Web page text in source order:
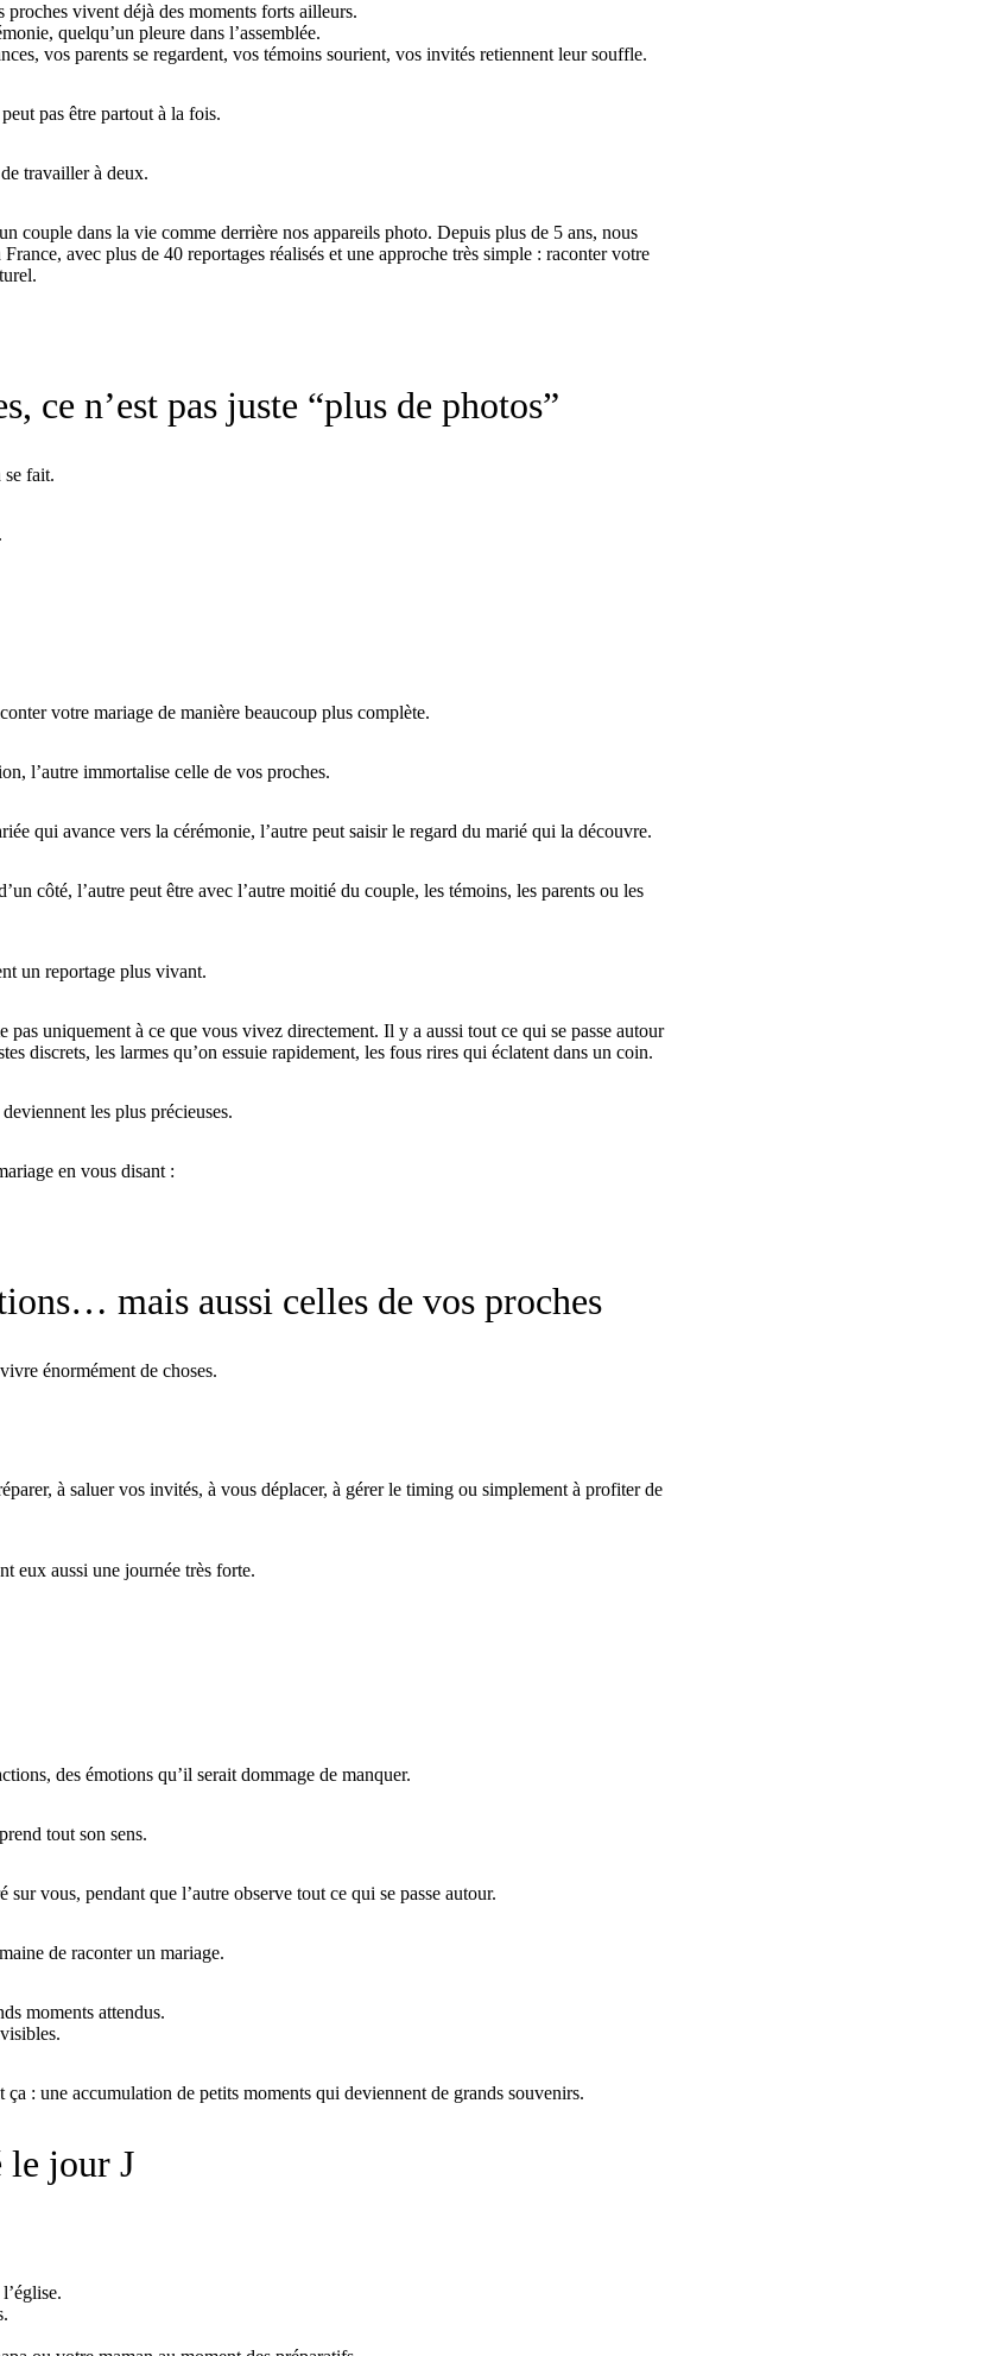
proches vivent déjà des moments forts ailleurs.
quelqu’un pleure dans l’assemblée.
vos parents se regardent, vos témoins sourient, vos invités retiennent leur souffle.
pas être partout à la fois.
travailler à deux.
couple dans la vie comme derrière nos appareils photo. Depuis plus de 5 ans, nous
avec plus de 40 reportages réalisés et une approche très simple : raconter votre
ce n’est pas juste “plus de photos”
se fait.
votre mariage de manière beaucoup plus complète.
l’autre immortalise celle de vos proches.
qui avance vers la cérémonie, l’autre peut saisir le regard du marié qui la découvre.
côté, l’autre peut être avec l’autre moitié du couple, les témoins, les parents ou les
un reportage plus vivant.
pas uniquement à ce que vous vivez directement. Il y a aussi tout ce qui se passe autour
discrets, les larmes qu’on essuie rapidement, les fous rires qui éclatent dans un coin.
les plus précieuses.
en vous disant :
mais aussi celles de vos proches
énormément de choses.
à saluer vos invités, à vous déplacer, à gérer le timing ou simplement à profiter de
eux aussi une journée très forte.
des émotions qu’il serait dommage de manquer.
tout son sens.
vous, pendant que l’autre observe tout ce qui se passe autour.
de raconter un mariage.
moments attendus.
ça : une accumulation de petits moments qui deviennent de grands souvenirs.
le jour J